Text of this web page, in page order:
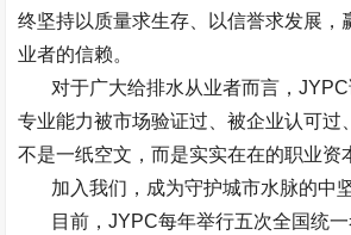
终坚持以质量求生存、以信誉求发展，
业者的信赖。
对于广大给排水从业者而言，JYPC
专业能力被市场验证过、被企业认可过
不是一纸空文，而是实实在在的职业资
加入我们，成为守护城市水脉的中
目前，JYPC每年举行五次全国统